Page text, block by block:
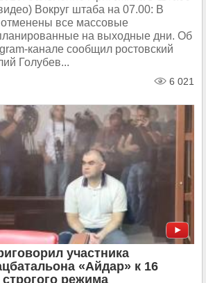
Вокруг штаба на 07.00: В
все массовые
на выходные дни. Об
канале сообщил ростовский
Голубев...
6 021
участника
«Айдар» к 16
режима